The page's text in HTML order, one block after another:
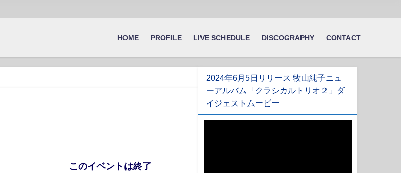
HOME PROFILE LIVE SCHEDULE DISCOGRAPHY CONTACT
このイベントは終了
2024年6月5日リリース 牧山純子ニュ
ーアルバム「クラシカルトリオ２」ダ
イジェストムービー